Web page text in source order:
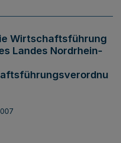
Wirtschaftsführung
Landes Nordrhein-